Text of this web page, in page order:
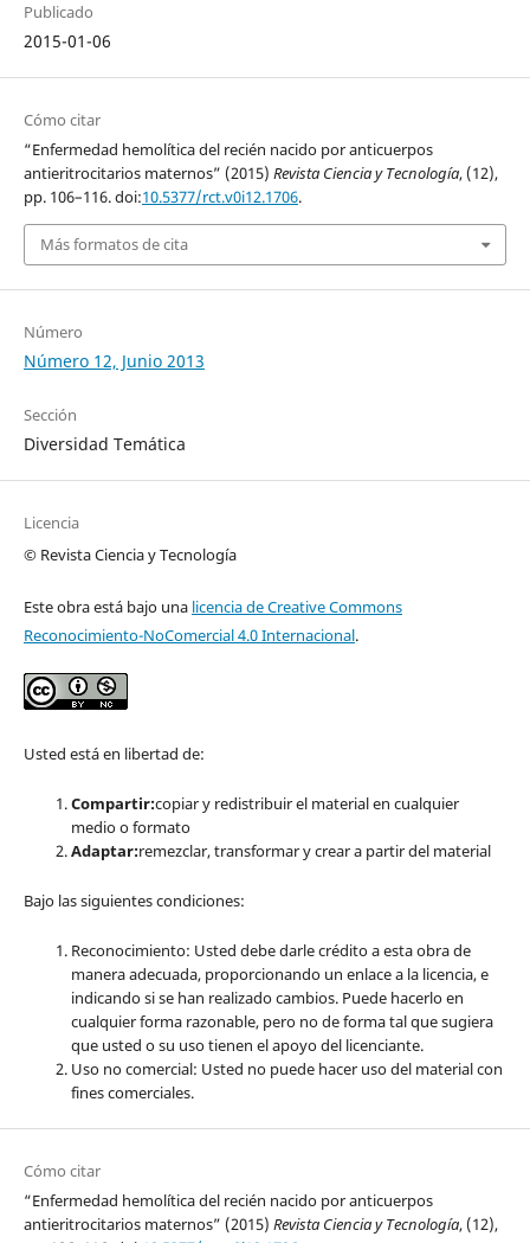
Publicado
2015-01-06
Cómo citar
“Enfermedad hemolítica del recién nacido por anticuerpos
antieritrocitarios maternos” (2015) Revista Ciencia y Tecnología, (12),
pp. 106–116. doi:10.5377/rct.v0i12.1706.
Más formatos de cita
Número
Número 12, Junio 2013
Sección
Diversidad Temática
Licencia
© Revista Ciencia y Tecnología
Este obra está bajo una licencia de Creative Commons
Reconocimiento-NoComercial 4.0 Internacional.
Usted está en libertad de:
Compartir:copiar y redistribuir el material en cualquier
medio o formato
Adaptar:remezclar, transformar y crear a partir del material
Bajo las siguientes condiciones:
Reconocimiento: Usted debe darle crédito a esta obra de
manera adecuada, proporcionando un enlace a la licencia, e
indicando si se han realizado cambios. Puede hacerlo en
cualquier forma razonable, pero no de forma tal que sugiera
que usted o su uso tienen el apoyo del licenciante.
Uso no comercial: Usted no puede hacer uso del material con
fines comerciales.
Cómo citar
“Enfermedad hemolítica del recién nacido por anticuerpos
antieritrocitarios maternos” (2015) Revista Ciencia y Tecnología, (12),